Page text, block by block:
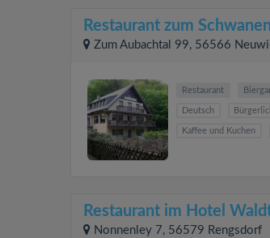
Restaurant zum
Zum Aubachtal 99, 56566
Restaurant
Deutsch
Kaffee und Kuchen
Restaurant im Hotel
Nonnenley 7, 56579 Rengsdorf